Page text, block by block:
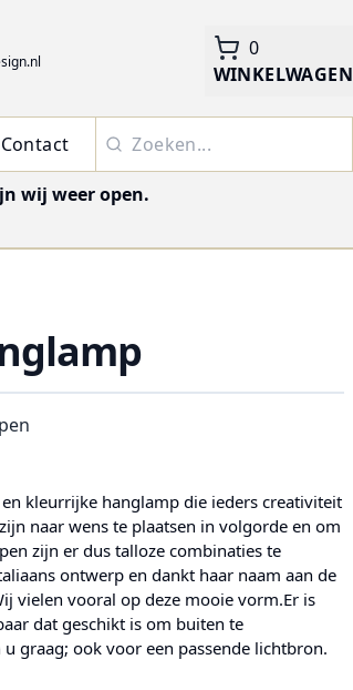
0
WINKELWAGEN
Contact
wij weer open.
en kleurrijke hanglamp die ieders creativiteit
naar wens te plaatsen in volgorde en om
zijn er dus talloze combinaties te
ontwerp en dankt haar naam aan de
vielen vooral op deze mooie vorm.Er is
dat geschikt is om buiten te
graag; ook voor een passende lichtbron.